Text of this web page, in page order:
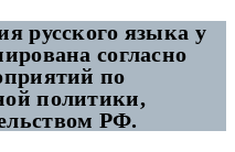
русского языка у
согласно
по
политики,
РФ.